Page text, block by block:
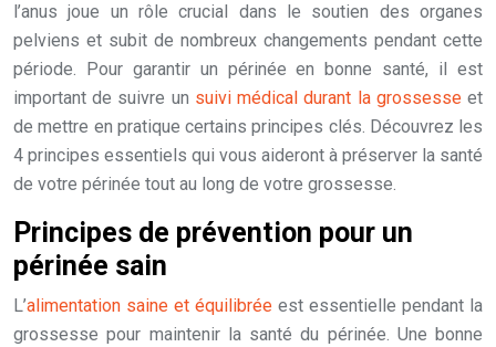
l’anus joue un rôle crucial dans le soutien des organes
pelviens et subit de nombreux changements pendant cette
période. Pour garantir un périnée en bonne santé, il est
important de suivre un suivi médical durant la grossesseet
de mettre en pratique certains principes clés. Découvrez les
4 principes essentiels qui vous aideront à préserver la santé
de votre périnée tout au long de votre grossesse.
Principes de prévention pour un
périnée sain
L’alimentation saine et équilibrée est essentielle pendant la
grossesse pour maintenir la santé du périnée. Une bonne